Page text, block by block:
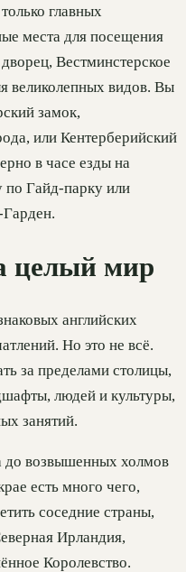
главных
места для посещения
Вестминстерское
великолепных видов. Вы
замок,
или Кентерберийский
в часе езды на
по Гайд-парку или
Гарден.
целый мир
английских
Но это не всё.
за пределами столицы,
людей и культуры,
занятий.
до возвышенных холмов
есть много чего,
соседние страны,
Ирландия,
Королевство.